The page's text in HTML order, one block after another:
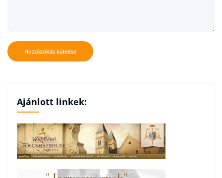
Ajánlott linkek: